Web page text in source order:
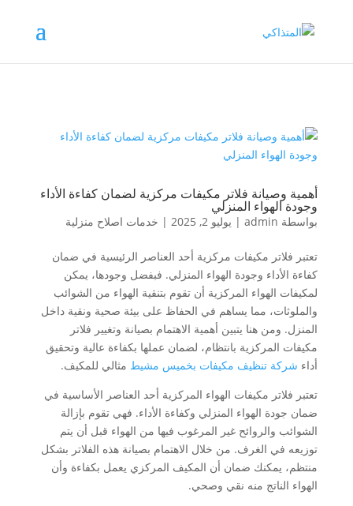
أهمية وصيانة فلاتر مكيفات مركزية لضمان كفاءة الأداء
وجودة الهواء المنزلي
بواسطة admin
| يوليو 2, 2025 | خدمات اصلاح منزلية
تعتبر فلاتر مكيفات مركزية أحد العناصر الرئيسية في ضمان
كفاءة الأداء وجودة الهواء المنزلي. فبفضل وجودها، يمكن
لمكيفات الهواء المركزية أن تقوم بتنقية الهواء من الشوائب
والملوثات، مما يساهم في الحفاظ على بيئة صحية ونقية داخل
المنزل. ومن هنا يتبين أهمية الاهتمام بصيانة وتغيير فلاتر
مكيفات المركزية بانتظام، لضمان عملها بكفاءة عالية وتحقيق
أداء شركة تنظيف مكيفات بخميس مشيط مثالي للمكيف.
تعتبر فلاتر مكيفات الهواء المركزية أحد العناصر الأساسية في
ضمان جودة الهواء المنزلي وكفاءة الأداء. فهي تقوم بإزالة
الشوائب والروائح غير المرغوب فيها من الهواء قبل أن يتم
توزيعه في الغرف. من خلال الاهتمام بصيانة هذه الفلاتر بشكل
منتظم، يمكنك ضمان أن المكيف المركزي يعمل بكفاءة وأن
الهواء الناتج منه نقي وصحي.